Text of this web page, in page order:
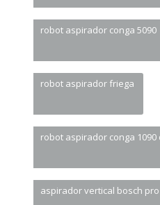
robot aspirador conga 5090
robot aspirador friega
robot aspirador conga
aspirador vertical bosch